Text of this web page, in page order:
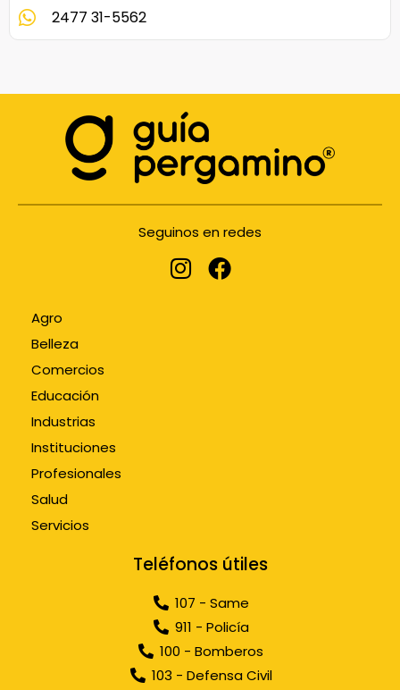
2477 31-5562
Seguinos en redes
Agro
Belleza
Comercios
Educación
Industrias
Instituciones
Profesionales
Salud
Servicios
Teléfonos útiles
107 - Same
911 - Policía
100 - Bomberos
103 - Defensa Civil